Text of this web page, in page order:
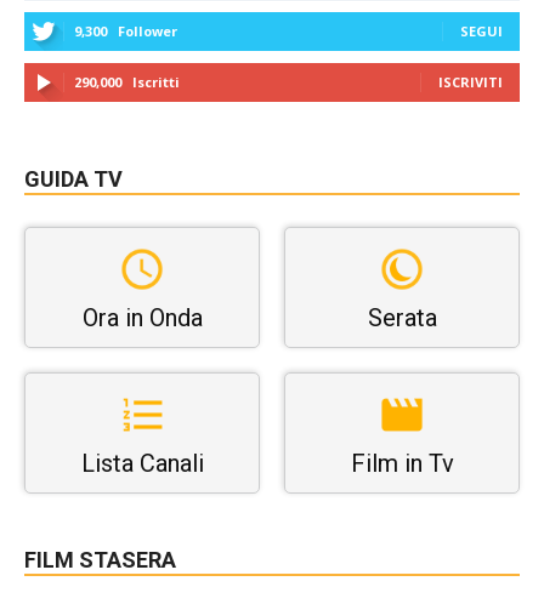
9,300 Follower SEGUI
290,000 Iscritti ISCRIVITI
GUIDA TV
Ora in Onda Serata
Lista Canali Film in Tv
FILM STASERA